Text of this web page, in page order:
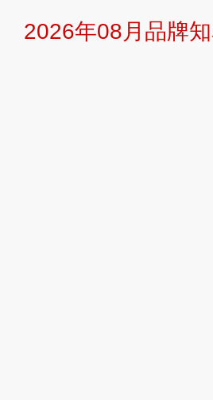
2026年08月品牌